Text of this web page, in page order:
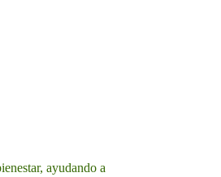
ayudando a